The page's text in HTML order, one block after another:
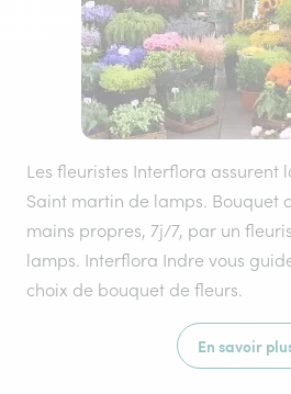
Les fleuristes Interflora assurent
Saint martin de lamps. Bouquet
mains propres, 7j/7, par un
lamps. Interflora Indre vous
choix de bouquet de fleurs.
En savoir